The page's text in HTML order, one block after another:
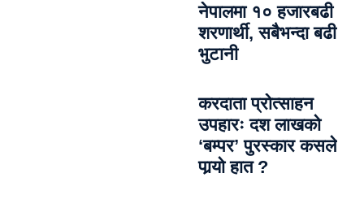
नेपालमा १० हजारबढी
शरणार्थी, सबैभन्दा बढी
भुटानी
करदाता प्रोत्साहन
उपहारः दश लाखको
‘बम्पर’ पुरस्कार कसले
पार्‍याे हात ?